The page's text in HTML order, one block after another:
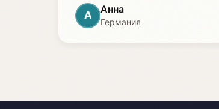
А Анна
Германия